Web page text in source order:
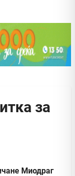
за
Миодраг